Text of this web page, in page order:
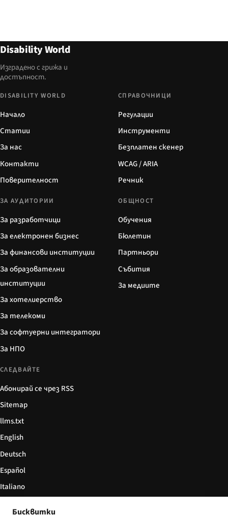
Disability World
Изградено с грижа и
достъпност.
DISABILITY WORLD
Начало
Статии
За нас
Контакти
Поверителност
СПРАВОЧНИЦИ
Регулации
Инструменти
Безплатен скенер
WCAG / ARIA
Речник
ЗА АУДИТОРИИ
За разработчици
За електронен бизнес
За финансови институции
За образователни
институции
За хотелиерство
За телекоми
За софтуерни интегратори
За НПО
ОБЩНОСТ
Обучения
Бюлетин
Партньори
Събития
За медиите
СЛЕДВАЙТЕ
Абонирай се чрез RSS
Sitemap
llms.txt
English
Deutsch
Español
Italiano
Бисквитки